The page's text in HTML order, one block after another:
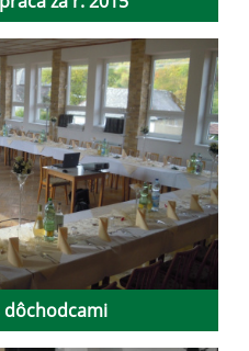
dôchodcami